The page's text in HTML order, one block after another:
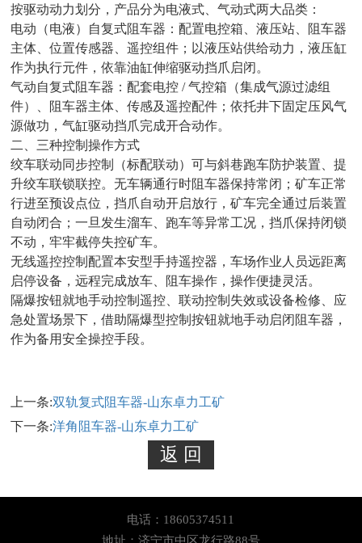
按驱动动力划分，产品分为电液式、气动式两大品类：
电动（电液）自复式阻车器 ：配置电控箱、液压站、阻车器
主体、位置传感器、遥控组件；以液压站供给动力，液压缸
作为执行元件，依靠油缸伸缩驱动挡爪启闭。
气动自复式阻车器 ：配套电控 / 气控箱（集成气源过滤组
件）、阻车器主体、传感及遥控配件；依托井下固定压风气
源做功，气缸驱动挡爪完成开合动作。
二、三种控制操作方式
绞车联动同步控制（标配联动）可与斜巷跑车防护装置、提
升绞车联锁联控。无车辆通行时阻车器保持常闭；矿车正常
行进至预设点位，挡爪自动开启放行，矿车完全通过后装置
自动闭合；一旦发生溜车、跑车等异常工况，挡爪保持闭锁
不动，牢牢截停失控矿车。
无线遥控控制配置本安型手持遥控器，车场作业人员远距离
启停设备，远程完成放车、阻车操作，操作便捷灵活。
隔爆按钮就地手动控制遥控、联动控制失效或设备检修、应
急处置场景下，借助隔爆型控制按钮就地手动启闭阻车器，
作为备用安全操控手段。
上一条:双轨复式阻车器-山东卓力工矿
下一条:洋角阻车器-山东卓力工矿
电话：18605374511
地址：济宁市中区龙行路88号